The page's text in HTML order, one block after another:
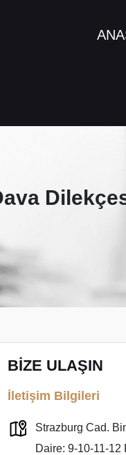
BİZE ULAŞIN
İletişim Bilgileri
Strazburg Cad.
Daire: 9-10-11-12